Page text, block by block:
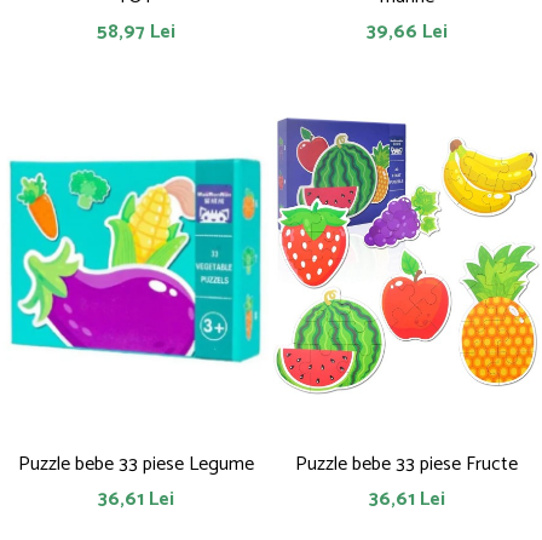
58,97 Lei
39,66 Lei
Puzzle bebe 33 piese Legume
36,61 Lei
Puzzle bebe 33 piese Fructe
36,61 Lei